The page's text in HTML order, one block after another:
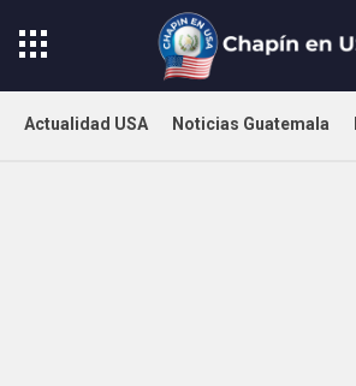
Actualidad USA Noticias Guatemala